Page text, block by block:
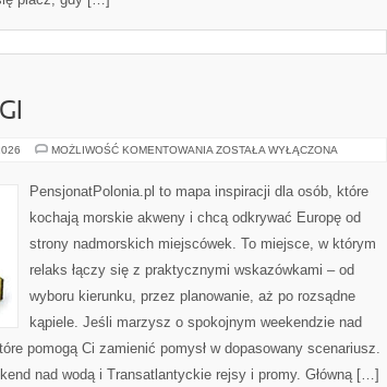
MOŻLIWOŚĆ KOMENTOWANIA TOP
RANKINGI
ZOSTAŁA WYŁĄCZONA
PensjonatPolonia.pl to mapa inspiracji dla osób, które
kochają morskie akweny i chcą odkrywać Europę od
strony nadmorskich miejscówek. To miejsce, w którym
relaks łączy się z praktycznymi wskazówkami – od
wyboru kierunku, przez planowanie, aż po rozsądne
kąpiele. Jeśli marzysz o spokojnym weekendzie nad
pomogą Ci zamienić pomysł w dopasowany scenariusz.
nad wodą i Transatlantyckie rejsy i promy. Główną […]